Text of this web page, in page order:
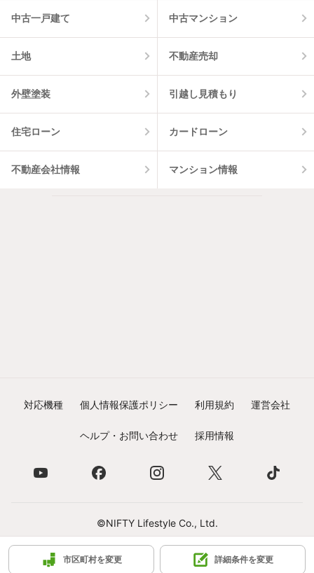
市区町村を変更 詳細条件を変更
中古一戸建て 中古マンション
土地 不動産売却
外壁塗装 引越し見積もり
住宅ローン カードローン
不動産会社情報 マンション情報
対応機種 個人情報保護ポリシー 利用規約 運営会社
ヘルプ・お問い合わせ 採用情報
©NIFTY Lifestyle Co., Ltd.